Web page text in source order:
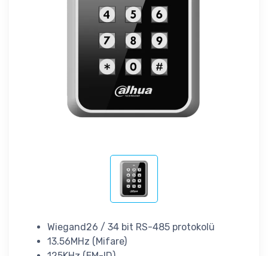
Wiegand26 / 34 bit RS-485 protokolü
13.56MHz (Mifare)